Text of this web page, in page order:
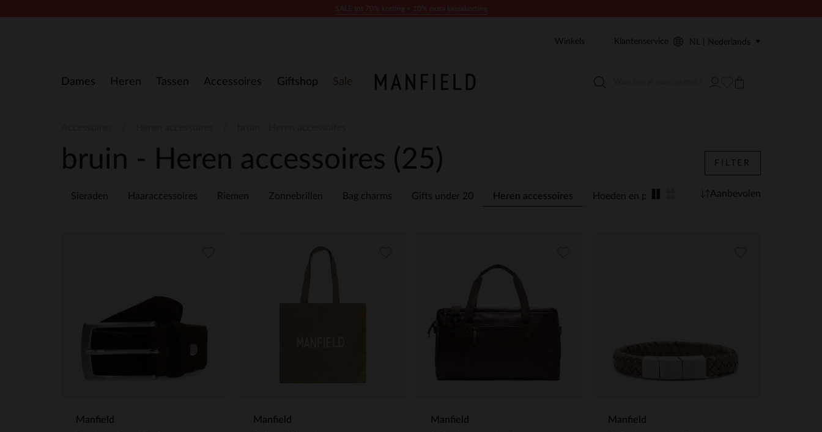
Dames Heren Tassen Accessoires Giftshop Sale
Winkels Klantenservice NL | Nederlands
bruin - Heren accessoires (25)
Sieraden Haaraccessoires Riemen Zonnebrillen Bag charms Gifts under 20 Heren accessoires Hoeden en petten Sokken Sjaals
FILTER
Aanbevolen
Manfield Manfield Manfield Manfield